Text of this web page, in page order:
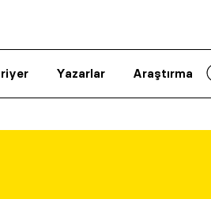
Yazarlar Araştırma